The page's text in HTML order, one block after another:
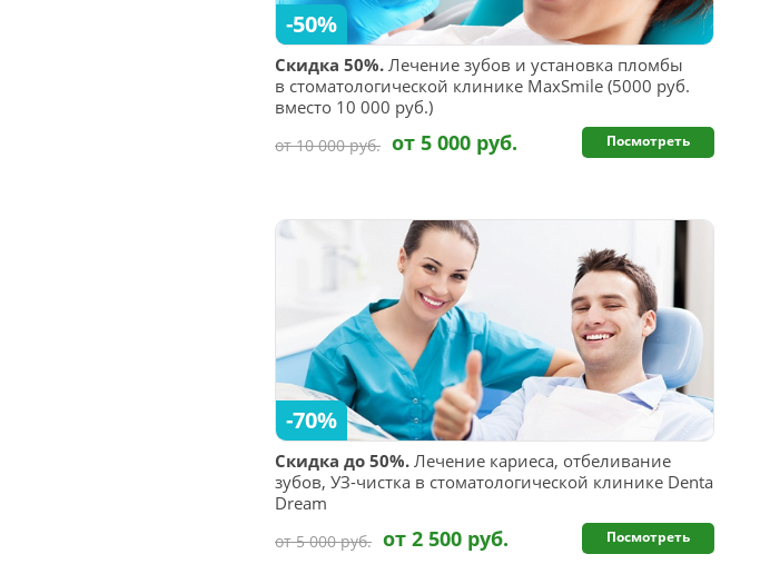
Скидка 50%. Лечение зубов и установка пломбы
в стоматологической клинике MaxSmile (5000 руб.
вместо 10 000 руб.)
-50%
от 10 000 руб. от 5 000 руб. Посмотреть
Скидка до 50%. Лечение кариеса, отбеливание
зубов, УЗ-чистка в стоматологической клинике Denta
Dream
-70%
от 5 000 руб. от 2 500 руб. Посмотреть